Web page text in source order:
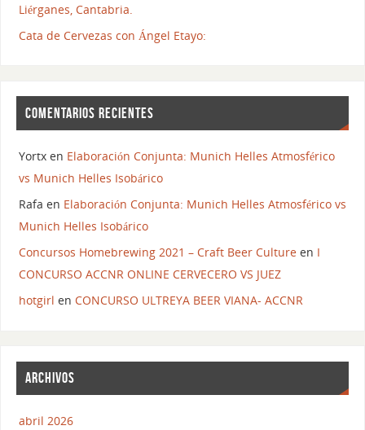
Liérganes, Cantabria.
Cata de Cervezas con Ángel Etayo:
COMENTARIOS RECIENTES
Yortxen Elaboración Conjunta: Munich Helles Atmosférico
vs Munich Helles Isobárico
Rafa en Elaboración Conjunta: Munich Helles Atmosférico vs
Munich Helles Isobárico
Concursos Homebrewing 2021 – Craft Beer Cultureen I
CONCURSO ACCNR ONLINE CERVECERO VS JUEZ
hotgirl en CONCURSO ULTREYA BEER VIANA- ACCNR
ARCHIVOS
abril 2026